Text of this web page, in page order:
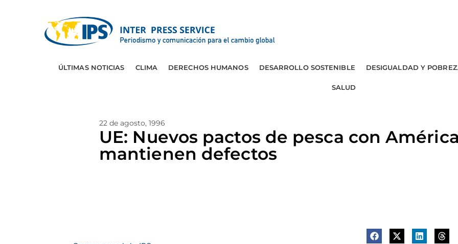
ÚLTIMAS NOTICIAS CLIMA DERECHOS HUMANOS DESARROLLO SOSTENIBLE DESIGUALDAD Y
SALUD
22 de agosto, 1996
UE: Nuevos pactos de pesca con
mantienen defectos